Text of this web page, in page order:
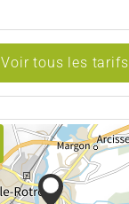
Voir tous les tarifs